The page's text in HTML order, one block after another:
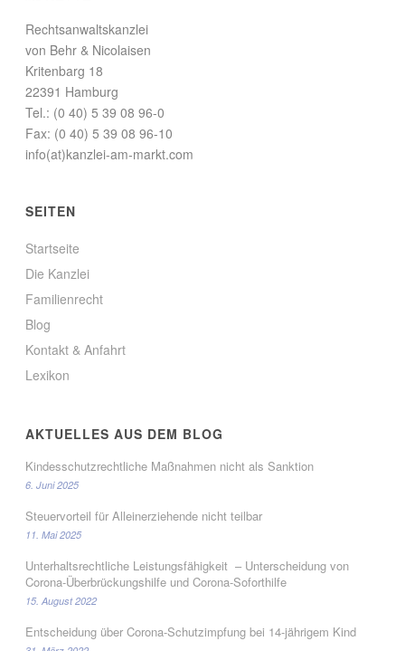
Rechtsanwaltskanzlei
von Behr & Nicolaisen
Kritenbarg 18
22391 Hamburg
Tel.: (0 40) 5 39 08 96-0
Fax: (0 40) 5 39 08 96-10
info(at)kanzlei-am-markt.com
SEITEN
Startseite
Die Kanzlei
Familienrecht
Blog
Kontakt & Anfahrt
Lexikon
AKTUELLES AUS DEM BLOG
Kindesschutzrechtliche Maßnahmen nicht als Sanktion
6. Juni 2025
Steuervorteil für Alleinerziehende nicht teilbar
11. Mai 2025
Unterhaltsrechtliche Leistungsfähigkeit – Unterscheidung von
Corona-Überbrückungshilfe und Corona-Soforthilfe
15. August 2022
Entscheidung über Corona-Schutzimpfung bei 14-jährigem Kind